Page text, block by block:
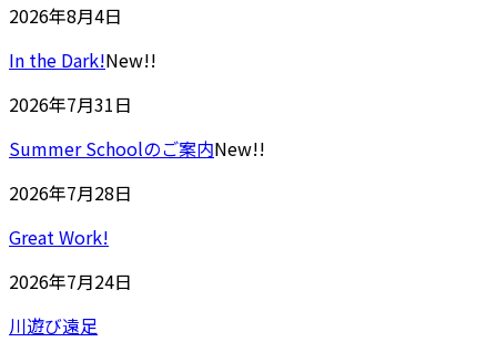
2026年8月4日
In the Dark!New!!
2026年7月31日
Summer Schoolのご案内New!!
2026年7月28日
Great Work!
2026年7月24日
川遊び遠足